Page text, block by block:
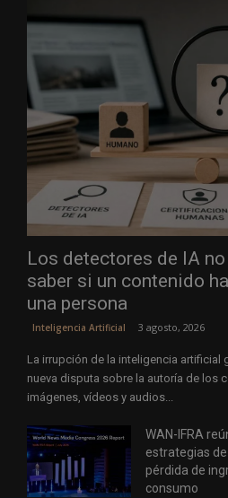
Los detectores de IA
saber si un contenido
una persona
Inteligencia Artificial 3 agosto, 2026
La irrupción de la inteligencia artificial
nueva disputa sobre la autoría de los
imágenes, vídeos y audios...
WAN-IFRA
estrategias
pérdida de
consumo